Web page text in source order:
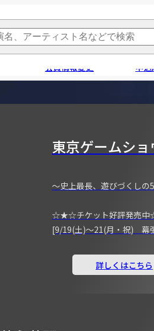
会員情報変更 申
東京ゲームシ
～史上最長、遊びづくしの
☆★☆チケット好評発売
[9/19(土)～21(月・祝) 幕
詳しくはこちら